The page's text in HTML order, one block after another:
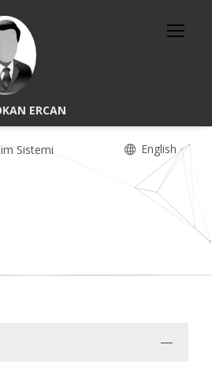
ERCAN
Sistemi English